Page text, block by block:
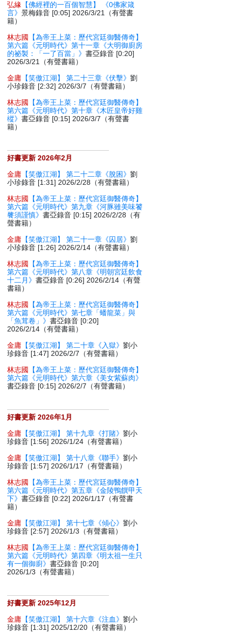
弘緣 【佛經裡的一百個智慧】 《0佛家箴
言》景梅錄音 [0:05] 2026/3/21（有聲書
籍）
林志國
【為帝王上菜：歷代宮廷御醫傳奇】
第六篇《元明時代》第十一章《大明御廚房
的祕製：「一了百當」》書亞錄音 [0:20]
2026/3/21（有聲書籍）
金庸 【笑傲江湖】 第二十三章《伏擊》劉
小珍錄音 [2:32] 2026/3/7（有聲書籍）
林志國
【為帝王上菜：歷代宮廷御醫傳奇】
第六篇《元明時代》第十章《木匠皇帝好雞
樅》書亞錄音 [0:15] 2026/3/7（有聲書
籍）
好書更新 2026年2月
金庸 【笑傲江湖】 第二十二章《脫困》劉
小珍錄音 [1:31] 2026/2/28（有聲書籍）
林志國
【為帝王上菜：歷代宮廷御醫傳奇】
第六篇《元明時代》第九章《河豚雖美味饕
餮須謹慎》書亞錄音 [0:15] 2026/2/28（有
聲書籍）
金庸 【笑傲江湖】 第二十一章《囚居》劉
小珍錄音 [1:26] 2026/2/14（有聲書籍）
林志國
【為帝王上菜：歷代宮廷御醫傳奇】
第六篇《元明時代》第八章《明朝宮廷飲食
十二月》書亞錄音 [0:26] 2026/2/14（有聲
書籍）
林志國
【為帝王上菜：歷代宮廷御醫傳奇】
第六篇《元明時代》第七章「蟠龍菜」與
「魚茸卷」》書亞錄音 [0:20]
2026/2/14（有聲書籍）
金庸 【笑傲江湖】 第二十章《入獄》劉小
珍錄音 [1:47] 2026/2/7（有聲書籍）
林志國
【為帝王上菜：歷代宮廷御醫傳奇】
第六篇《元明時代》第六章《美女紫蘇肉》
書亞錄音 [0:15] 2026/2/7（有聲書籍）
好書更新 2026年1月
金庸 【笑傲江湖】 第十九章《打賭》劉小
珍錄音 [1:56] 2026/1/24（有聲書籍）
金庸 【笑傲江湖】 第十八章《聯手》劉小
珍錄音 [1:57] 2026/1/17（有聲書籍）
林志國
【為帝王上菜：歷代宮廷御醫傳奇】
第六篇《元明時代》第五章《金陵鴨饌甲天
下》書亞錄音 [0:22] 2026/1/17（有聲書
籍）
金庸 【笑傲江湖】 第十七章《傾心》劉小
珍錄音 [2:57] 2026/1/3（有聲書籍）
林志國
【為帝王上菜：歷代宮廷御醫傳奇】
第六篇《元明時代》第四章《明太祖一生只
有一個御廚》書亞錄音 [0:20]
2026/1/3（有聲書籍）
好書更新 2025年12月
金庸 【笑傲江湖】 第十六章《注血》劉小
珍錄音 [1:31] 2025/12/20（有聲書籍）